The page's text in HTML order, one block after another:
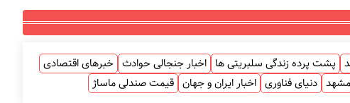
پشت پرده زندگی سلبریتی ها اخبار جنجالی حوادث خبرهای اقتصادی
مشهد دنیای فناوری اخبار ایران و جهان قیمت صندلی ماساژ